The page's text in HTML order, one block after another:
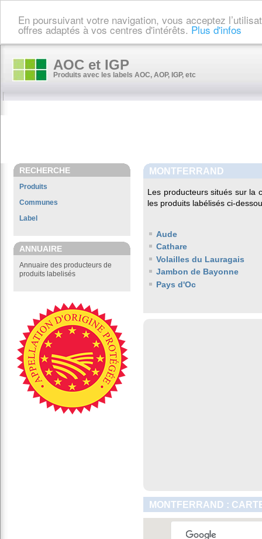
En poursuivant votre navigation, vous acceptez
offres adaptés à vos centres d'intérêts. Plus d'infos
AOC et IGP
Produits avec les labels AOC, AOP, IGP, etc
RECHERCHE
Produits
Communes
Label
ANNUAIRE
Annuaire des producteurs de
produits labelisés
MONTFERRAND
Les producteurs situés sur la
les produits labélisés ci-
Aude
Cathare
Volailles du Lauragais
Jambon de Bayonne
Pays d'Oc
MONTFERRAND :